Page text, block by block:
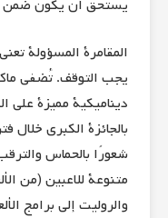
يستحق أن يكون ضمن
المقامرة المسؤولة
يجب التوقف. تُضفي
ديناميكية مميزة على
بالجائزة الكبرى
شعورًا بالحماس
متنوعة للاعبين (من
والروليت إلى برامج